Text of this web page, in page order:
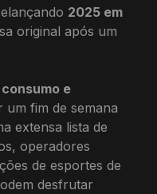
2025 em
original após um
e
um fim de semana
extensa lista de
operadores
de esportes de
desfrutar